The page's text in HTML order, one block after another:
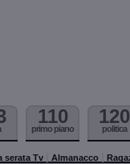
110
primo piano
120
politica
serata Tv Almanacco